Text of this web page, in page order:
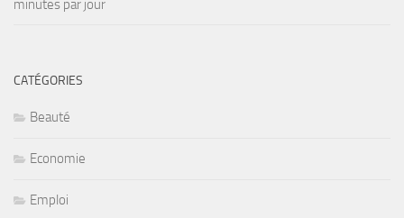
minutes par jour
CATÉGORIES
Beauté
Economie
Emploi